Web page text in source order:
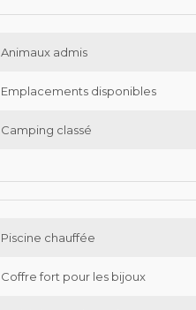
Animaux admis
Emplacements disponibles
Camping classé
Piscine chauffée
Coffre fort pour les bijoux